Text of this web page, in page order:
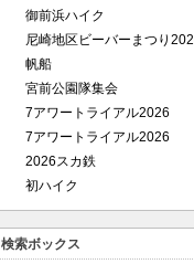
御前浜ハイク
尼崎地区ビーバーまつり
帆船
宮前公園隊集会
7アワートライアル2026
7アワートライアル2026
2026スカ鉄
初ハイク
検索ボックス